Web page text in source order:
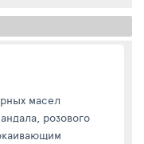
масел
розового